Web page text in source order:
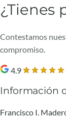
¿Tienes
Contestamos
compromiso.
4.9
Información
Francisco I.